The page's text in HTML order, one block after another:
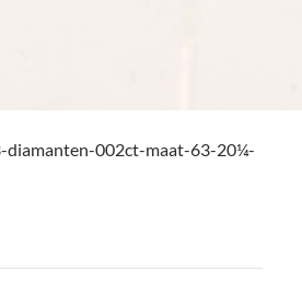
002ct-maat-63-20¼-